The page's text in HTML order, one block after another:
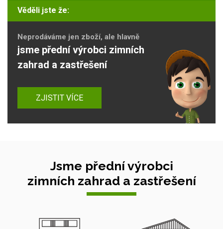
Věděli jste že:
Neprodáváme jen zboží, ale hlavně
jsme přední výrobci zimních
zahrad a zastřešení
ZJISTIT VÍCE
Jsme přední výrobci
zimních zahrad a zastřešení